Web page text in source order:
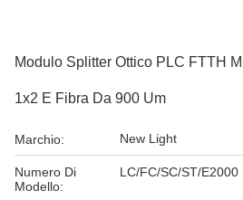
Modulo Splitter Ottico PLC FTTH
1x2 E Fibra Da 900 Um
Marchio: New Light
Numero Di
Modello:
LC/FC/SC/ST/E2000